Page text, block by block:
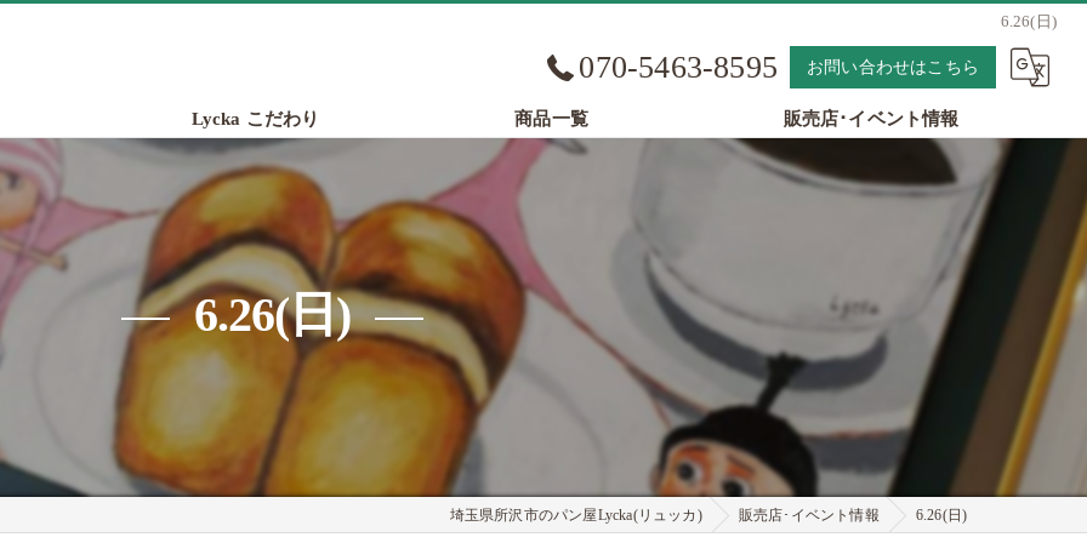
6.26(日)
070-5463-8595 お問い合わせはこちら
Lycka こだわり 商品一覧 販売店･イベント情報
6.26(日)
埼玉県所沢市のパン屋Lycka(リュッカ) 販売店･イベント情報 6.26(日)